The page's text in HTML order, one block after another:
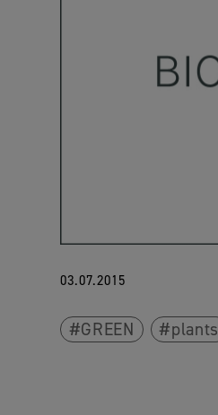
03.07.2015
GREEN plants